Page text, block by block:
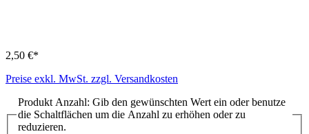
2,50 €*
Preise exkl. MwSt. zzgl. Versandkosten
Produkt Anzahl: Gib den gewünschten Wert ein oder benutze
die Schaltflächen um die Anzahl zu erhöhen oder zu
reduzieren.